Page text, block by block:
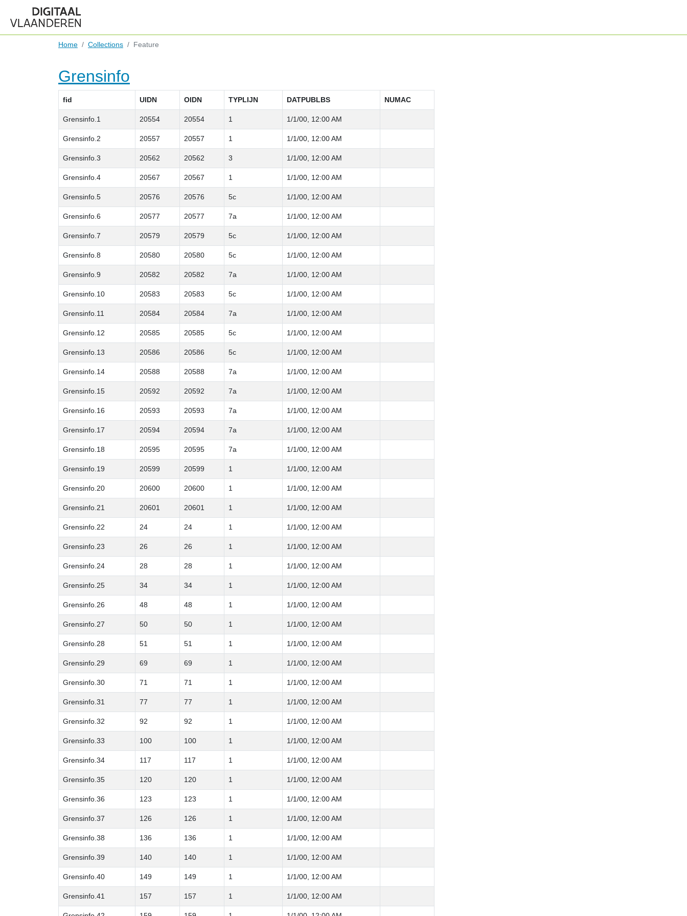
Home Collections Feature
Grensinfo
fid UIDN OIDN TYPLIJN DATPUBLBS NUMAC
Grensinfo.1 20554 20554 1 1/1/00, 12:00 AM
Grensinfo.2 20557 20557 1 1/1/00, 12:00 AM
Grensinfo.3 20562 20562 3 1/1/00, 12:00 AM
Grensinfo.4 20567 20567 1 1/1/00, 12:00 AM
Grensinfo.5 20576 20576 5c 1/1/00, 12:00 AM
Grensinfo.6 20577 20577 7a 1/1/00, 12:00 AM
Grensinfo.7 20579 20579 5c 1/1/00, 12:00 AM
Grensinfo.8 20580 20580 5c 1/1/00, 12:00 AM
Grensinfo.9 20582 20582 7a 1/1/00, 12:00 AM
Grensinfo.10 20583 20583 5c 1/1/00, 12:00 AM
Grensinfo.11 20584 20584 7a 1/1/00, 12:00 AM
Grensinfo.12 20585 20585 5c 1/1/00, 12:00 AM
Grensinfo.13 20586 20586 5c 1/1/00, 12:00 AM
Grensinfo.14 20588 20588 7a 1/1/00, 12:00 AM
Grensinfo.15 20592 20592 7a 1/1/00, 12:00 AM
Grensinfo.16 20593 20593 7a 1/1/00, 12:00 AM
Grensinfo.17 20594 20594 7a 1/1/00, 12:00 AM
Grensinfo.18 20595 20595 7a 1/1/00, 12:00 AM
Grensinfo.19 20599 20599 1 1/1/00, 12:00 AM
Grensinfo.20 20600 20600 1 1/1/00, 12:00 AM
Grensinfo.21 20601 20601 1 1/1/00, 12:00 AM
Grensinfo.22 24 24 1 1/1/00, 12:00 AM
Grensinfo.23 26 26 1 1/1/00, 12:00 AM
Grensinfo.24 28 28 1 1/1/00, 12:00 AM
Grensinfo.25 34 34 1 1/1/00, 12:00 AM
Grensinfo.26 48 48 1 1/1/00, 12:00 AM
Grensinfo.27 50 50 1 1/1/00, 12:00 AM
Grensinfo.28 51 51 1 1/1/00, 12:00 AM
Grensinfo.29 69 69 1 1/1/00, 12:00 AM
Grensinfo.30 71 71 1 1/1/00, 12:00 AM
Grensinfo.31 77 77 1 1/1/00, 12:00 AM
Grensinfo.32 92 92 1 1/1/00, 12:00 AM
Grensinfo.33 100 100 1 1/1/00, 12:00 AM
Grensinfo.34 117 117 1 1/1/00, 12:00 AM
Grensinfo.35 120 120 1 1/1/00, 12:00 AM
Grensinfo.36 123 123 1 1/1/00, 12:00 AM
Grensinfo.37 126 126 1 1/1/00, 12:00 AM
Grensinfo.38 136 136 1 1/1/00, 12:00 AM
Grensinfo.39 140 140 1 1/1/00, 12:00 AM
Grensinfo.40 149 149 1 1/1/00, 12:00 AM
Grensinfo.41 157 157 1 1/1/00, 12:00 AM